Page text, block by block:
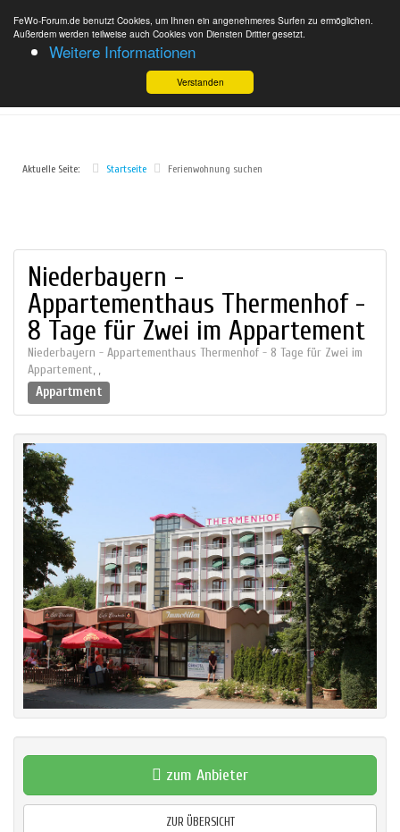
FeWo-Forum.de benutzt Cookies, um Ihnen ein angenehmeres Surfen zu ermöglichen.
Außerdem werden teilweise auch Cookies von Diensten Dritter gesetzt.
Weitere Informationen
Verstanden
Aktuelle Seite: Startseite Ferienwohnung suchen
Niederbayern -
Appartementhaus Thermenhof -
8 Tage für Zwei im Appartement
Niederbayern - Appartementhaus Thermenhof - 8 Tage für Zwei im
Appartement, ,
Appartment
zum Anbieter
ZUR ÜBERSICHT